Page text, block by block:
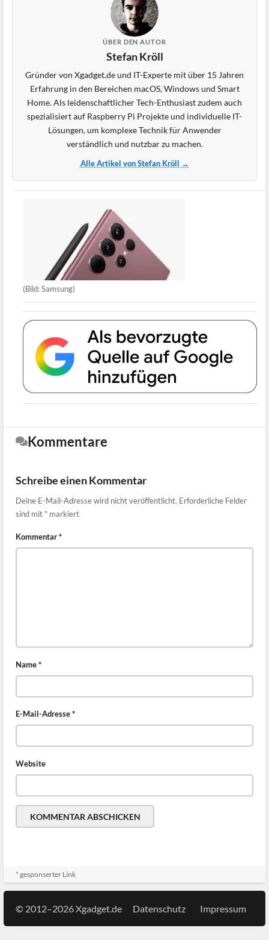
ÜBER DEN AUTOR
Stefan Kröll
Gründer von Xgadget.de und IT-Experte mit über 15 Jahren
Erfahrung in den Bereichen macOS, Windows und Smart
Home. Als leidenschaftlicher Tech-Enthusiast zudem auch
spezialisiert auf Raspberry Pi Projekte und individuelle IT-
Lösungen, um komplexe Technik für Anwender
verständlich und nutzbar zu machen.
Alle Artikel von Stefan Kröll →
(Bild: Samsung)
Kommentare
Schreibe einen Kommentar
Deine E-Mail-Adresse wird nicht veröffentlicht. Erforderliche Felder
sind mit * markiert
Kommentar*
Name*
E-Mail-Adresse*
Website
* gesponserter Link
© 2012–2026 Xgadget.de Datenschutz Impressum